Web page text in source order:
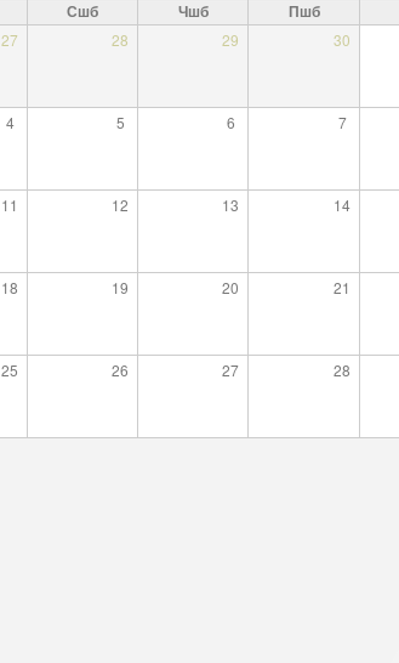
Сшб Чшб Пшб
27
28 29 30
4 5 6 7
11 12 13 14
18 19 20 21
25 26 27 28